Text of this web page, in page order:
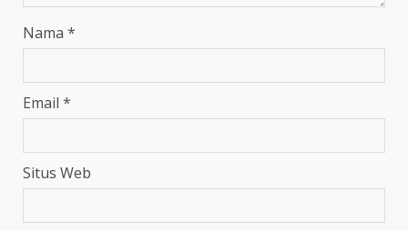
Nama *
Email *
Situs Web